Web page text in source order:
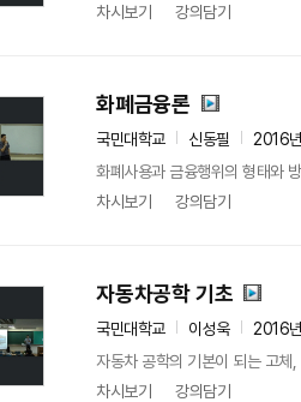
차시보기
강의담기
화폐금융론
국민대학교 신동필
2016
화폐사용과 금융행위의 형태와
차시보기
강의담기
자동차공학 기초
국민대학교 이성욱
2016
자동차 공학의 기본이 되는 고
차시보기
강의담기